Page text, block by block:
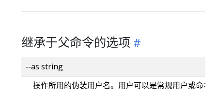
继承于父命令的选项
--as string
操作所用的伪装用户名。用户可以是常规用户或命名